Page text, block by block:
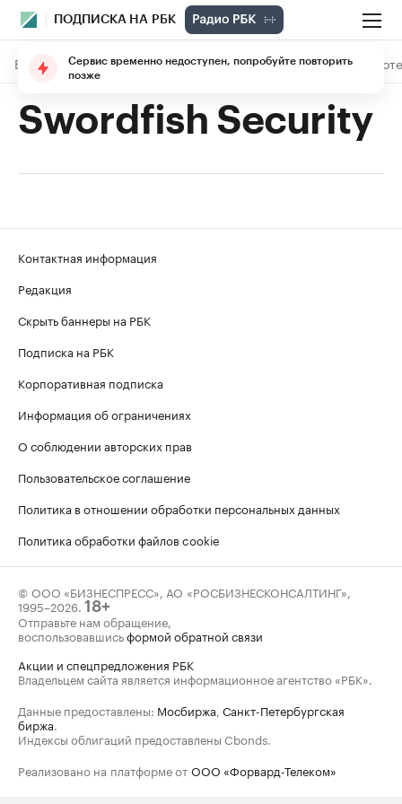
ПОДПИСКА НА РБК
В подписке Материалы Лекции The Economist
Swordfish Security
Контактная информация
Редакция
Скрыть баннеры на РБК
Подписка на РБК
Корпоративная подписка
Информация об ограничениях
О соблюдении авторских прав
Пользовательское соглашение
Политика в отношении обработки персональных данных
Политика обработки файлов cookie
© ООО «БИЗНЕСПРЕСС», АО «РОСБИЗНЕСКОНСАЛТИНГ»,
1995–2026. 18+
Отправьте нам обращение,
воспользовавшисьформой обратной связи
Акции и спецпредложения РБК
Владельцем сайта является информационное агентство «РБК».
Данные предоставлены: Мосбиржа, Санкт-Петербургская
биржа.
Индексы облигаций предоставлены Cbonds.
Реализовано на платформе от ООО «Форвард-Телеком»
Сервис временно недоступен, попробуйте повторить
позже